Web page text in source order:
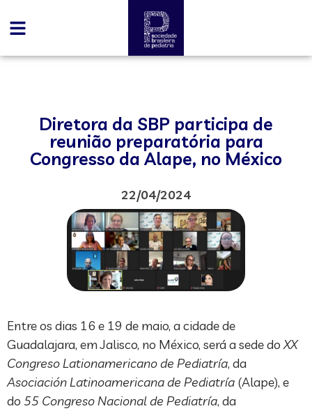
Diretora da SBP participa de
reunião preparatória para
Congresso da Alape, no México
22/04/2024
Entre os dias 16 e 19 de maio, a cidade de
Guadalajara, em Jalisco, no México, será a sede doXX
Congreso Lationamericano de Pediatría, da
Asociación Latinoamericana de Pediatría (Alape), e
do 55 Congreso Nacional de Pediatría, da